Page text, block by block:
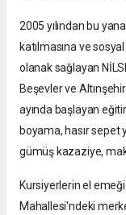
2005 yılından bu
katılmasına ve
olanak sağlayan
Beşevler ve
ayında başlayan
boyama, hasır sepet
gümüş kazaziye,
Kursiyerlerin el
Mahallesi'ndeki